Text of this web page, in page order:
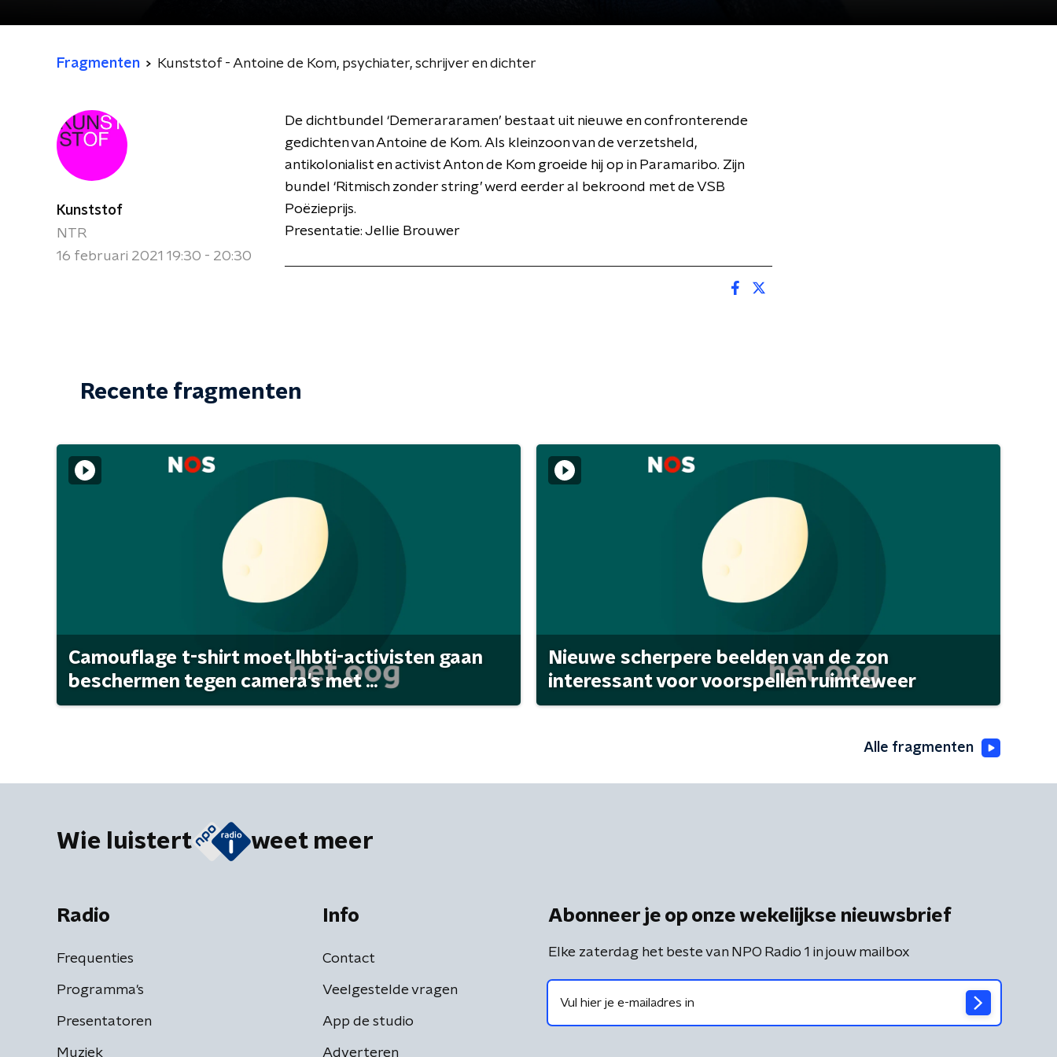
Fragmenten Kunststof - Antoine de Kom, psychiater, schrijver en dichter
Kunststof
NTR
16 februari 2021 19:30 - 20:30
De dichtbundel ‘Demerararamen’ bestaat uit nieuwe en confronterende
gedichten van Antoine de Kom. Als kleinzoon van de verzetsheld,
antikolonialist en activist Anton de Kom groeide hij op in Paramaribo. Zijn
bundel ‘Ritmisch zonder string’ werd eerder al bekroond met de VSB
Poëzieprijs.
Presentatie: Jellie Brouwer
Recente fragmenten
Camouflage t-shirt moet lhbti-activisten gaan
beschermen tegen camera's met ...
Nieuwe scherpere beelden van de zon
interessant voor voorspellen ruimteweer
Alle fragmenten
Wie luistert weet meer
Radio
Frequenties
Programma's
Presentatoren
Muziek
Info
Contact
Veelgestelde vragen
App de studio
Adverteren
Abonneer je op onze wekelijkse nieuwsbrief
Elke zaterdag het beste van NPO Radio 1 in jouw mailbox